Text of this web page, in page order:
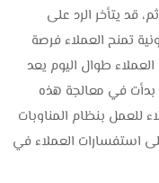
قد يتأخر الرد على
تمنح العملاء فرصة
طوال اليوم يعد
بدأت في معالجة هذه
بنظام المناوبات
استفسارات العملاء في